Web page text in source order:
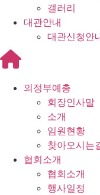
갤러리
대관안내
대관신청안
의정부예총
회장인사말
소개
임원현황
찾아오시는
협회소개
협회소개
행사일정